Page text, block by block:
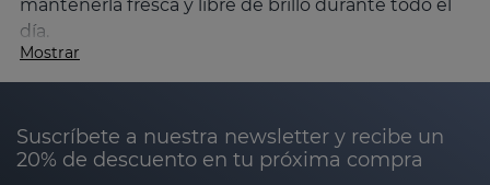
mantenerla fresca y libre de brillo durante todo el
día.
Fórmula avanzada para el control del
SESBALANCE utiliza ingredientes que ayudan a
regular la producción de grasa, como el ácido
Mostrar
Suscríbete a nuestra newsletter y recibe un
20% de descuento en tu próxima compra